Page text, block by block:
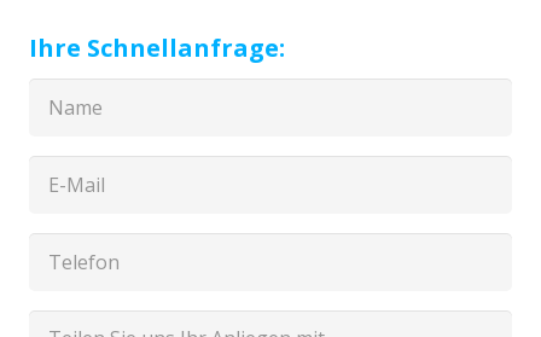
Ihre Schnellanfrage: